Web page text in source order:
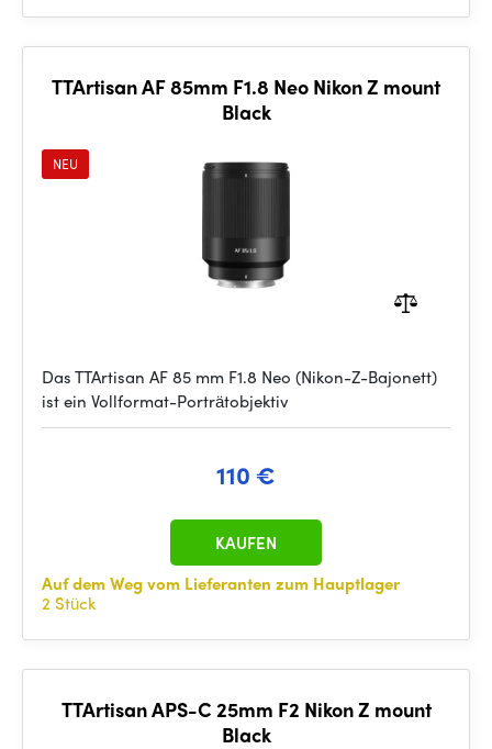
TTArtisan AF 85mm F1.8 Neo Nikon Z mount
Black
NEU
Das TTArtisan AF 85 mm F1.8 Neo (Nikon-Z-Bajonett)
ist ein Vollformat-Porträtobjektiv
110 €
Auf dem Weg vom Lieferanten zum Hauptlager
2 Stück
KAUFEN
TTArtisan APS-C 25mm F2 Nikon Z mount
Black